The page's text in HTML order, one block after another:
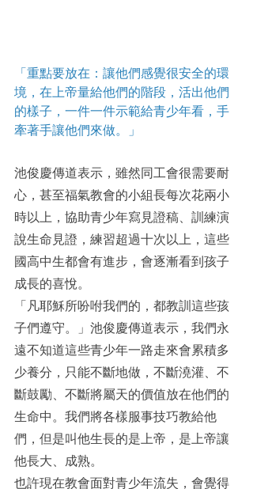
「重點要放在：讓他們感覺很安全的環
境，在上帝量給他們的階段，活出他們
的樣子，一件一件示範給青少年看，手
牽著手讓他們來做。」
池俊慶傳道表示，雖然同工會很需要耐
心，甚至福氣教會的小組長每次花兩小
時以上，協助青少年寫見證稿、訓練演
說生命見證，練習超過十次以上，這些
國高中生都會有進步，會逐漸看到孩子
成長的喜悅。
「凡耶穌所吩咐我們的，都教訓這些孩
子們遵守。」池俊慶傳道表示，我們永
遠不知道這些青少年一路走來會累積多
少養分，只能不斷地做，不斷澆灌、不
斷鼓勵、不斷將屬天的價值放在他們的
生命中。我們將各樣服事技巧教給他
們，但是叫他生長的是上帝，是上帝讓
他長大、成熟。
也許現在教會面對青少年流失，會覺得